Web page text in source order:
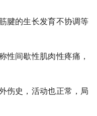
腱的生长发育不协调等
性间歇性肌肉性疼痛，
伤史，活动也正常，局